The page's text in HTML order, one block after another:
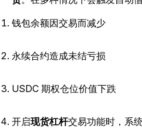
钱包余额因交易而减少
永续合约造成未结亏损
USDC 期权仓位价值下跌
开启现货杠杆交易功能时，系